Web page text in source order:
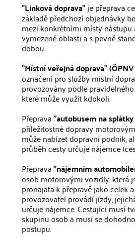
"Linková doprava"je přeprava
základě předchozí objednávky
mezi konkrétními místy nástupu
vymezené oblasti a s pevně
dobou.
‍"Místní veřejná doprava" (ÖPNV
označení pro služby místní
provozovány podle
které může využít kdokoli.
Přeprava"autobusem na splátky
příležitostné dopravy
může nabízet dopravní podnik,
průběh cesty určuje nájemce
Přeprava"nájemním
osob motorovými vozidly, která
pronajata k přepravě jako celek
provozovatel provádí jízdy,
určuje nájemce. Cestující musí
skupinu osob a musí se
postupu.